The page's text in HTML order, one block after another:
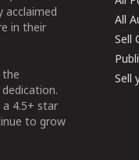
acclaimed
in their
the
a 4.5+ star
to grow
All
Sell
Sell